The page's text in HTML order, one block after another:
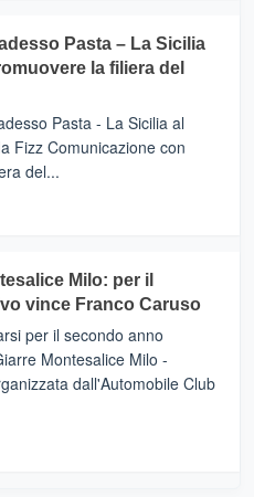
Pasta – La Sicilia
la filiera del
Pasta - La Sicilia al
Fizz Comunicazione con
del...
Milo: per il
vince Franco Caruso
per il secondo anno
Montesalice Milo -
dall'Automobile Club